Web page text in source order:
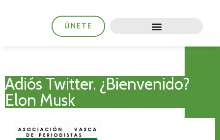
ÚNETE
Adiós Twitter. ¿Bienvenido?
Elon Musk